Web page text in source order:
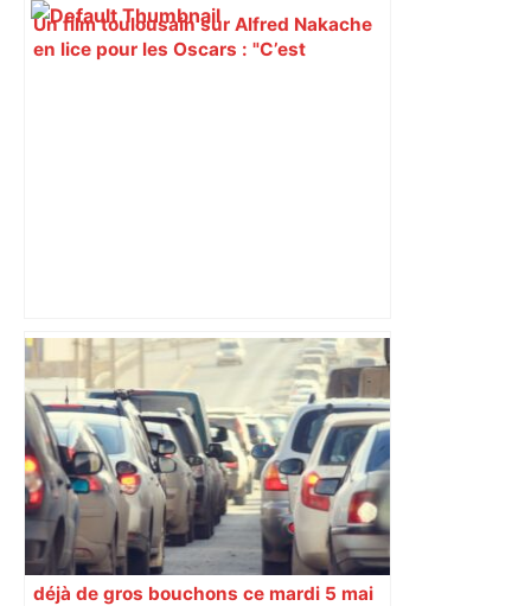
Un film toulousain sur Alfred Nakache
en lice pour les Oscars : "C’est
Municipales 2026 à Toulouse : Carole
Delga appelle à voter Briançon et
maintient son opposition à l’alliance
avec les Insoumis – ladepeche.fr
déjà de gros bouchons ce mardi 5 mai